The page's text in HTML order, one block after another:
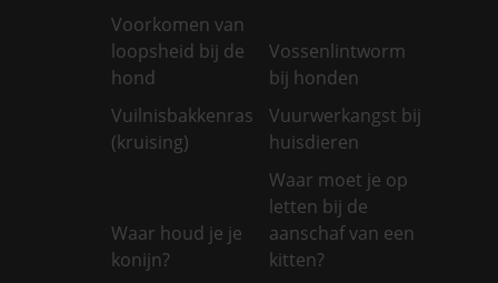
Voorkomen van
loopsheid bij de
hond
Vossenlintworm
bij honden
Vuilnisbakkenras
(kruising)
Vuurwerkangst bij
huisdieren
Waar houd je je
konijn?
Waar moet je op
letten bij de
aanschaf van een
kitten?